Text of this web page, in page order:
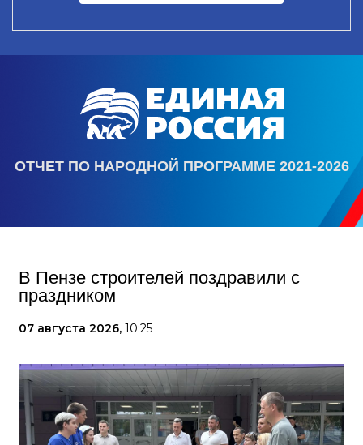
ОТЧЕТ ПО НАРОДНОЙ ПРОГРАММЕ 2021-2026
В Пензе строителей поздравили с
праздником
07 августа 2026, 10:25